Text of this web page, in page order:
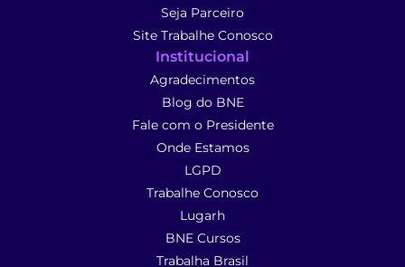
Seja Parceiro
Site Trabalhe Conosco
Institucional
Agradecimentos
Blog do BNE
Fale com o Presidente
Onde Estamos
LGPD
Trabalhe Conosco
Lugarh
BNE Cursos
Trabalha Brasil